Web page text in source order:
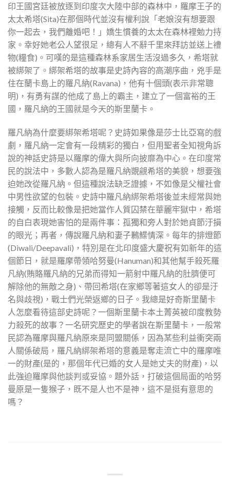
印王國宮廷被放逐到印度次大陸中部的森林中，羅摩王子的
太太希塔(Sita)在那個時代並沒有權利說「老娘沒有想要跟
你一起去，我們離婚吧！」嬌生慣養的太太在森林裡勉力持
家。幸好她老公人望很足，總有人不辭千里來拜訪並送上禮
物(糧食)。可嘆的是這種森林系家居生活沒過多久，希塔就
被綁架了。綁架希塔的故事是史詩內容的高潮序曲，兇手是
住在蘭卡島上的羅凡納(Ravana)，他有十個頭(表示非常聰
明)，有勇有謀的他成了島上的霸主，建立了一個富裕的王
國，羅凡納的王國就是今天的斯里蘭卡。
羅凡納為什麼要綁架希塔呢？史詩如果像是莎士比亞寫的戲
劇，羅凡納一定會有一段精彩的獨白，但用聖者全知視角訴
說的神話史詩是以羅摩的偉大與所向披靡為中心。在印度常
民的說法中，多數人認為是羅凡納覬覦希塔的美貌，想要強
迫她改從羅凡納。但這種說法缺乏證據，不如像是父權社會
中男性欲望的包裝。史詩中羅凡納綁架希塔後並未經常與她
接觸，反而比較像是把她當作人質囚禁在華麗牢獄中，希塔
的自白表現她害怕的是兩件事：孤獨和旁人對於她貞節汙損
的眼光；再者，傳說羅凡納和妻子鶼鰈情深。每年的排燈節
(Diwali/Deepavali)，特別是在北印度盛大慶祝有如新年的這
個節日，就是羅摩帶領哈努曼(Hanuman)和其他幫手殺死羅
凡納(賄賂羅凡納的兄弟而得知一箭射中羅凡納的肚臍便可
解除他的無敵之身)、帶回希塔(在家鄉等著這女人的卻是汙
名與歧視)，戰士們光榮返鄉的日子。我總是好奇斯里蘭卡
人怎麼看待這部史詩呢？一個斯里蘭卡本土菁英被印度教勢
力殺死的故事？一名研究歷史的學者說在斯里蘭卡，一般常
民認為羅摩與羅凡納原來是同盟關係，因為某些利益衝突兩
人關係破局，羅凡納綁架希塔的意義是奪走流亡中的羅摩唯
一的財產(是的，那個年代已婚的女人是她丈夫的財產)，以
此強迫羅摩與他談判或妥協。題外話，打破這個局面的哈努
曼原是一隻猴子，既不是人也不是神，這不是挺有意思的
嗎？